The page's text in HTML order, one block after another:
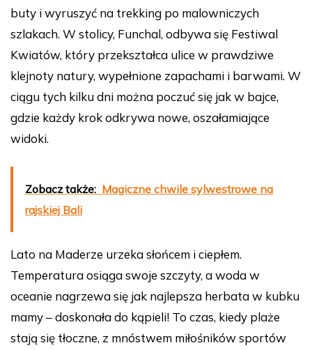
buty i wyruszyć na trekking po malowniczych
szlakach. W stolicy, Funchal, odbywa się Festiwal
Kwiatów, który przekształca ulice w prawdziwe
klejnoty natury, wypełnione zapachami i barwami. W
ciągu tych kilku dni można poczuć się jak w bajce,
gdzie każdy krok odkrywa nowe, oszałamiające
widoki.
Zobacz także: Magiczne chwile sylwestrowe na
rajskiej Bali
Lato na Maderze urzeka słońcem i ciepłem.
Temperatura osiąga swoje szczyty, a woda w
oceanie nagrzewa się jak najlepsza herbata w kubku
mamy – doskonała do kąpieli! To czas, kiedy plaże
stają się tłoczne, z mnóstwem miłośników sportów